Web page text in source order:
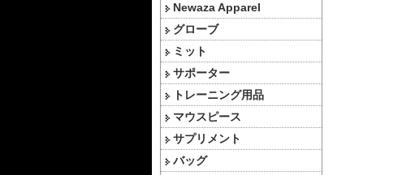
Newaza Apparel
グローブ
ミット
サポーター
トレーニング用品
マウスピース
サプリメント
バッグ